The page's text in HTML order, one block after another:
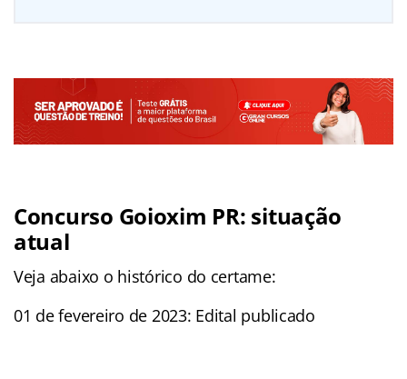
Concurso Goioxim PR: situação
atual
Veja abaixo o histórico do certame:
01 de fevereiro de 2023: Edital publicado